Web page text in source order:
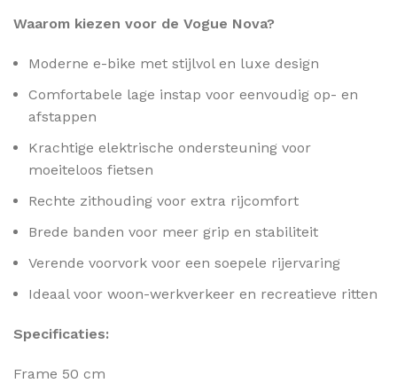
Waarom kiezen voor de Vogue Nova?
Moderne e-bike met stijlvol en luxe design
Comfortabele lage instap voor eenvoudig op- en
afstappen
Krachtige elektrische ondersteuning voor
moeiteloos fietsen
Rechte zithouding voor extra rijcomfort
Brede banden voor meer grip en stabiliteit
Verende voorvork voor een soepele rijervaring
Ideaal voor woon-werkverkeer en recreatieve ritten
Specificaties:
Frame 50 cm